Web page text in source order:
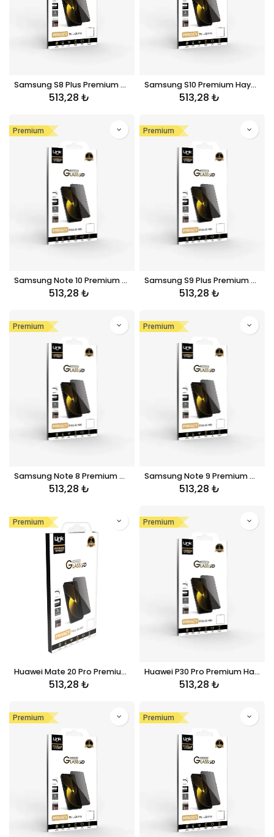
Samsung S8 Plus Premium Hayalet Kırılmaz Ekran Koruyucu Cam
513,28 ₺
Samsung S10 Premium Hayalet Kırılmaz Ekran Koruyucu Cam
513,28 ₺
Premium
Samsung Note 10 Premium Hayalet Kırılmaz Ekran Koruyucu Cam
513,28 ₺
Premium
Samsung S9 Plus Premium Hayalet Kırılmaz Ekran Koruyucu Cam
513,28 ₺
Premium
Samsung Note 8 Premium Hayalet Kırılmaz Ekran Koruyucu Cam
513,28 ₺
Premium
Samsung Note 9 Premium Hayalet Kırılmaz Ekran Koruyucu Cam
513,28 ₺
Premium
Huawei Mate 20 Pro Premium Hayalet Kırılmaz Ekran Koruyucu Cam
513,28 ₺
Premium
Huawei P30 Pro Premium Hayalet Kırılmaz Ekran Koruyucu Cam
513,28 ₺
Premium Premium